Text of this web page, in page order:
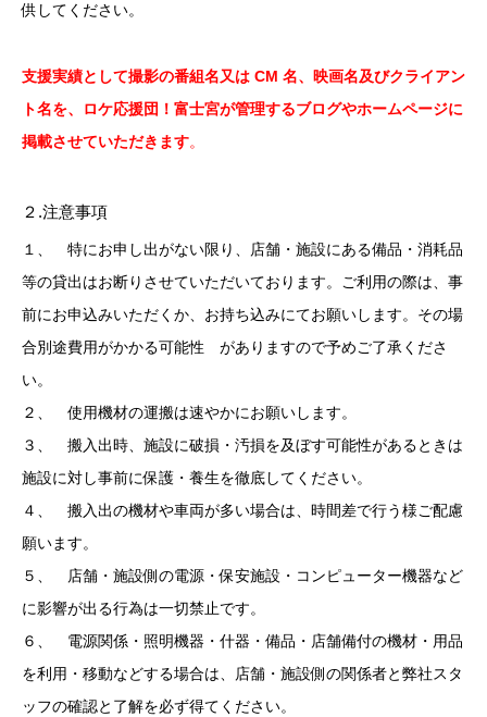
供してください。
支援実績として撮影の番組名又は CM 名、映画名及びクライアン
ト名を、ロケ応援団！富士宮が管理するブログやホームページに
掲載させていただきます。
２.注意事項
１、 特にお申し出がない限り、店舗・施設にある備品・消耗品
等の貸出はお断りさせていただいております。ご利用の際は、事
前にお申込みいただくか、お持ち込みにてお願いします。その場
合別途費用がかかる可能性 がありますので予めご了承くださ
い。
２、 使用機材の運搬は速やかにお願いします。
３、 搬入出時、施設に破損・汚損を及ぼす可能性があるときは
施設に対し事前に保護・養生を徹底してください。
４、 搬入出の機材や車両が多い場合は、時間差で行う様ご配慮
願います。
５、 店舗・施設側の電源・保安施設・コンピューター機器など
に影響が出る行為は一切禁止です。
６、 電源関係・照明機器・什器・備品・店舗備付の機材・用品
を利用・移動などする場合は、店舗・施設側の関係者と弊社スタ
ッフの確認と了解を必ず得てください。